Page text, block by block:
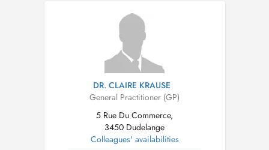
DR. CLAIRE KRAUSE
General Practitioner (GP)
5 Rue Du Commerce,
3450 Dudelange
Colleagues' availabilities